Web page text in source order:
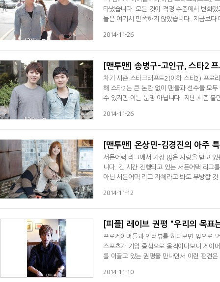
타냈습니다. 모든 것이 적정 수준에서 변화
들은 여기서 만족하지 않았습니다. 지금보
2014-11-26
[맨투맨] 송병구-고인규, 스타2
차기 시즌 스타크래프트2(이하 스타2) 프로
해 스타2는 큰 논란 없이 팬들과 선수들 모
수 있지만 이는 분명 아닙니다. 지난 시즌 불
2014-11-26
[맨투맨] 온상민-김경진의 아주
서든어택 리그에서 가장 많은 사랑을 받고
니다. 긴 시간 진행되고 있는 서든어택 리그
아닌 서든어택 리그 자체라고 봐도 무방할
2014-11-12
[피플] 레이브 권평 "우리의 목표
프로게이머들과 인터뷰를 하다보면 앞으로
스포츠가 기업 중심으로 움직이다보니 게이
를 이끌고 있는 권평을 만나면서 이런 편견
2014-11-10